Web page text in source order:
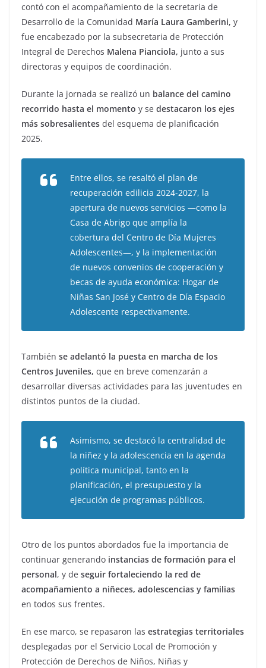
contó con el acompañamiento de la secretaria de
Desarrollo de la Comunidad María Laura Gamberini, y
fue encabezado por la subsecretaria de Protección
Integral de Derechos Malena Pianciola, junto a sus
directoras y equipos de coordinación.
Durante la jornada se realizó un balance del camino
recorrido hasta el momento y se destacaron los ejes
más sobresalientes del esquema de planificación
2025.
Entre ellos, se resaltó el plan de
recuperación edilicia 2024-2027, la
apertura de nuevos servicios —como la
Casa de Abrigo que amplía la
cobertura del Centro de Día Mujeres
Adolescentes—, y la implementación
de nuevos convenios de cooperación y
becas de ayuda económica: Hogar de
Niñas San José y Centro de Día Espacio
Adolescente respectivamente.
También se adelantó la puesta en marcha de los
Centros Juveniles, que en breve comenzarán a
desarrollar diversas actividades para las juventudes en
distintos puntos de la ciudad.
Asimismo, se destacó la centralidad de
la niñez y la adolescencia en la agenda
política municipal, tanto en la
planificación, el presupuesto y la
ejecución de programas públicos.
Otro de los puntos abordados fue la importancia de
continuar generando instancias de formación para el
personal, y de seguir fortaleciendo la red de
acompañamiento a niñeces, adolescencias y familias
en todos sus frentes.
En ese marco, se repasaron las estrategias territoriales
desplegadas por el Servicio Local de Promoción y
Protección de Derechos de Niños, Niñas y